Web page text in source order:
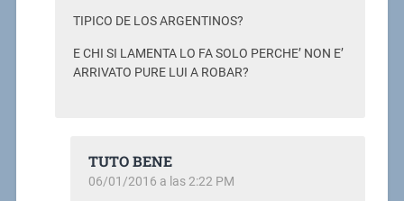
TIPICO DE LOS ARGENTINOS?
E CHI SI LAMENTA LO FA SOLO PERCHE’ NON E’
ARRIVATO PURE LUI A ROBAR?
TUTO BENE
06/01/2016 a las 2:22 PM